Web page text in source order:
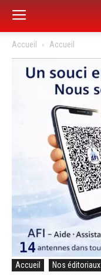
Accueil Accueil
Accueil Nos éditoriaux